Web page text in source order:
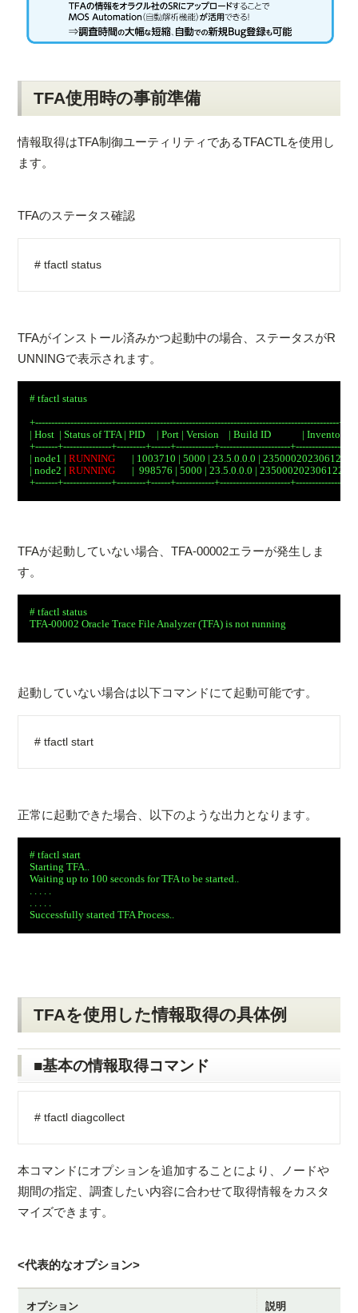
TFA使用時の事前準備
情報取得はTFA制御ユーティリティであるTFACTLを使用し
ます。
TFAのステータス確認
# tfactl status
TFAがインストール済みかつ起動中の場合、ステータスがR
UNNINGで表示されます。
# tfactl status
+-----------------------------------------------------------------------------------------------+
| Host  | Status of TFA | PID     | Port | Version    | Build ID             | Inventory
+-------+---------------+---------+------+------------+----------------------+------------------
| node1 | RUNNING
| 1003710 | 5000 | 23.5.0.0.0 |
| node2 | RUNNING
|  998576 | 5000 | 23.5.0.0.0 |
TFAが起動していない場合、TFA-00002エラーが発生しま
す。
# tfactl status
起動していない場合は以下コマンドにて起動可能です。
# tfactl start
正常に起動できた場合、以下のような出力となります。
# tfactl start
Starting TFA..
Waiting up to 100 seconds for TFA to be started..
. . . . .
. . . . .
TFAを使用した情報取得の具体例
■基本の情報取得コマンド
# tfactl diagcollect
本コマンドにオプションを追加することにより、ノードや
期間の指定、調査したい内容に合わせて取得情報をカスタ
マイズできます。
<代表的なオプション>
オプション 説明